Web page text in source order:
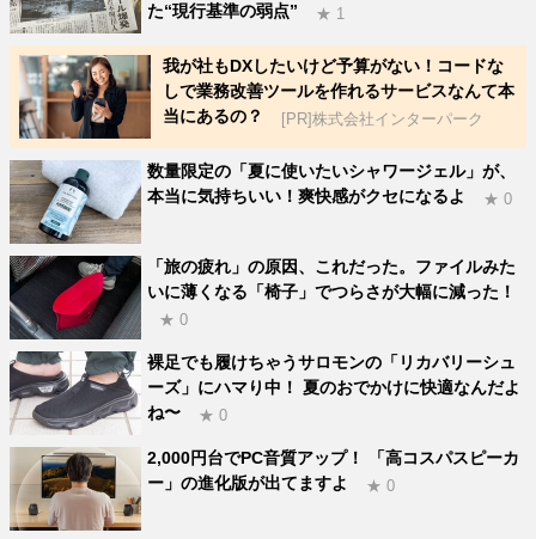
た“現行基準の弱点”
★ 1
我が社もDXしたいけど予算がない！コードな
しで業務改善ツールを作れるサービスなんて本
当にあるの？
[PR]株式会社インターパーク
数量限定の「夏に使いたいシャワージェル」が、
本当に気持ちいい！爽快感がクセになるよ
★ 0
「旅の疲れ」の原因、これだった。ファイルみた
いに薄くなる「椅子」でつらさが大幅に減った！
★ 0
裸足でも履けちゃうサロモンの「リカバリーシュ
ーズ」にハマり中！ 夏のおでかけに快適なんだよ
ね〜
★ 0
2,000円台でPC音質アップ！ 「高コスパスピーカ
ー」の進化版が出てますよ
★ 0